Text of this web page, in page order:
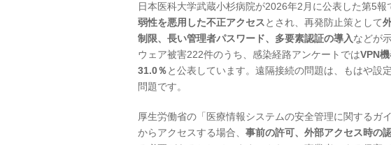
日本医科大学武蔵小杉病院が2026年2月に公表した第5報
弱性を悪用した不正アクセスとされ、再発防止策として
制限、長い管理者パスワード、多要素認証の導入などが
ウェア被害222件のうち、感染経路アンケートではVPN
31.0％と公表しています。遠隔接続の問題は、もはや設
問題です。
厚生労働省の「医療情報システムの安全管理に関するガ
からアクセスする場合、 事前の許可、外部アクセス時の